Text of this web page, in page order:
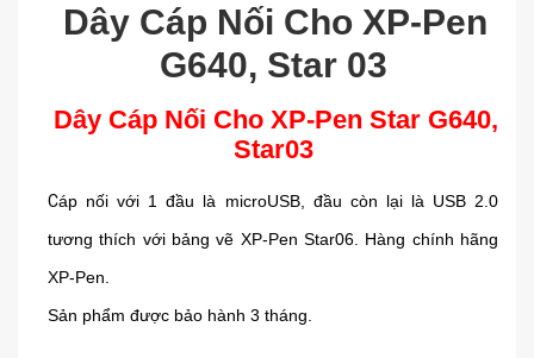
Dây Cáp Nối Cho XP-Pen
G640, Star 03
Dây Cáp Nối Cho XP-Pen Star G640,
Star03
Cáp nối với 1 đầu là microUSB, đầu còn lại là USB 2.0
tương thích với bảng vẽ XP-Pen Star06. Hàng chính hãng
XP-Pen.
Sản phẩm được bảo hành 3 tháng.